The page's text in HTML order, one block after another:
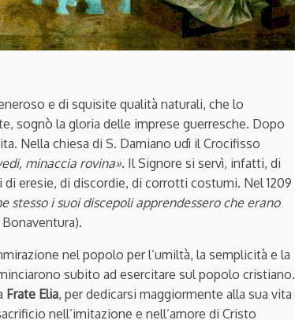
e di squisite qualità naturali, che lo
sognò la gloria delle imprese guerresche. Dopo
Nella chiesa di S. Damiano udì il Crocifisso
minaccia rovina». Il Signore si servì, infatti, di
eresie, di discordie, di corrotti costumi. Nel 1209
stesso i suoi discepoli apprendessero che erano
nel popolo per l’umiltà, la semplicità e la
subito ad esercitare sul popolo cristiano.
Frate Elia, per dedicarsi maggiormente alla sua vita
nell’imitazione e nell’amore di Cristo